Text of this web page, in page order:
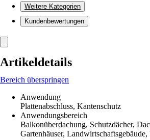
Weitere Kategorien
Kundenbewertungen
Artikeldetails
Bereich überspringen
Anwendung
Plattenabschluss, Kantenschutz
Anwendungsbereich
Balkonüberdachung, Schutzdächer,
Gartenhäuser, Landwirtschaftsgebäude,